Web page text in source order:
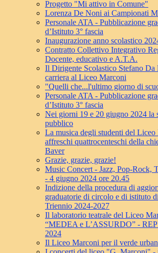
Progetto "Mi attivo in Comune"
Lorenza De Noni ai Campionati
Personale ATA - Pubblicazione
d’Istituto 3° fascia
Inaugurazione anno scolastico
Contratto Collettivo Integrativo
Docente, educativo e A.T.A.
Il Dirigente Scolastico Stefano Da
carriera al Liceo Marconi
"Quelli che...l'ultimo giorno di
Personale ATA - Pubblicazione
d’Istituto 3° fascia
Nei giorni 19 e 20 giugno 2024 la
pubblico
La musica degli studenti del Liceo
affreschi quattrocenteschi della
Baver
Grazie, grazie, grazie!
Music Concert - Jazz, Pop-Rock,
- 4 giugno 2024 ore 20.45
Indizione della procedura di
graduatorie di circolo e di istituto
Triennio 2024-2027
Il laboratorio teatrale del Liceo
“MEDEA e L’ASSURDO” -
2024
Il Liceo Marconi per il verde